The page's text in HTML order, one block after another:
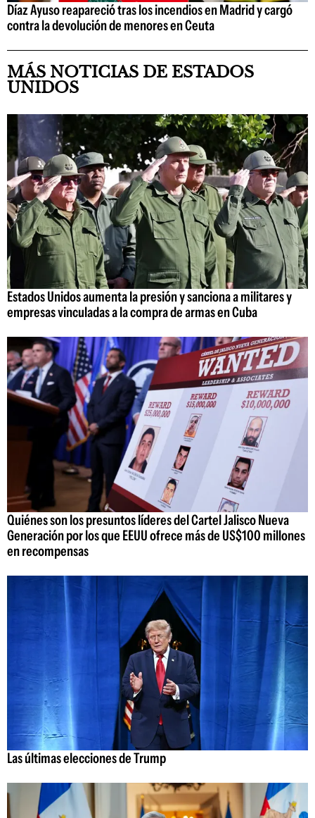
Díaz Ayuso reapareció tras los incendios en Madrid y cargó
contra la devolución de menores en Ceuta
MÁS NOTICIAS DE ESTADOS
UNIDOS
Estados Unidos aumenta la presión y sanciona a militares y
empresas vinculadas a la compra de armas en Cuba
Quiénes son los presuntos líderes del Cartel Jalisco Nueva
Generación por los que EEUU ofrece más de US$100 millones
en recompensas
Las últimas elecciones de Trump